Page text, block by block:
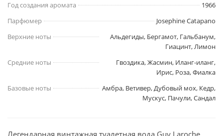
Год создания аромата
1966
Парфюмер
Josephine Catapano
Верхние ноты
Альдегиды, Бергамот, Гальбанум,
Гиацинт, Лимон
Средние ноты
Гвоздика, Жасмин, Иланг-иланг,
Ирис, Роза, Фиалка
Базовые ноты
Амбра, Ветивер, Дубовый мох, Кедр,
Мускус, Пачули, Сандал